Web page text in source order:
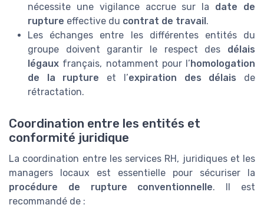
nécessite une vigilance accrue sur la date de
rupture effective du contrat de travail.
Les échanges entre les différentes entités du
groupe doivent garantir le respect des délais
légaux français, notamment pour l’homologation
de la rupture et l’expiration des délais de
rétractation.
Coordination entre les entités et
conformité juridique
La coordination entre les services RH, juridiques et les
managers locaux est essentielle pour sécuriser la
procédure de rupture conventionnelle. Il est
recommandé de :